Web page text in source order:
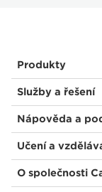
Produkty
Služby a řešení
Nápověda a
Učení a
O společnosti